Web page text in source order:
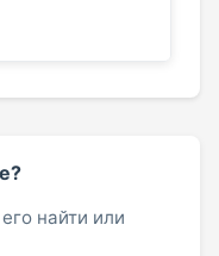
найти или